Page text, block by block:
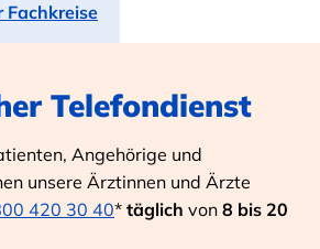
Fachkreise
Telefondienst
Angehörige und
unsere Ärztinnen und Ärzte
420 30 40* täglich von 8 bis 20